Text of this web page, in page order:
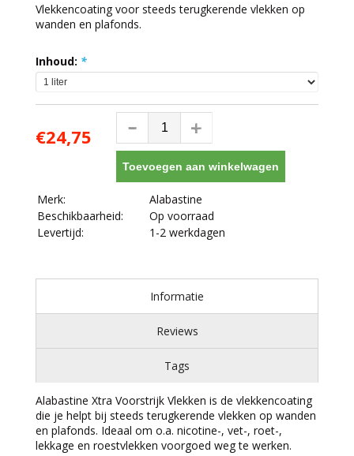
Vlekkencoating voor steeds terugkerende vlekken op
wanden en plafonds.
Inhoud: *
€24,75
Toevoegen aan winkelwagen
Merk:
Alabastine
Beschikbaarheid:
Op voorraad
Levertijd:
1-2 werkdagen
Informatie
Reviews
Tags
Alabastine Xtra Voorstrijk Vlekken is de vlekkencoating
die je helpt bij steeds terugkerende vlekken op wanden
en plafonds. Ideaal om o.a. nicotine-, vet-, roet-,
lekkage en roestvlekken voorgoed weg te werken.